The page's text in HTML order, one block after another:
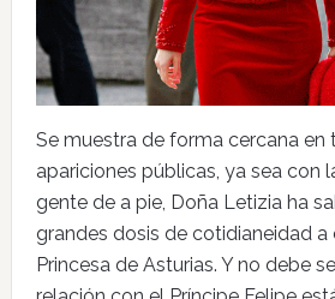
Se muestra de forma cercana en
apariciones públicas, ya sea con
gente de a pie, Doña Letizia ha
grandes dosis de cotidianeidad a
Princesa de Asturias. Y no debe